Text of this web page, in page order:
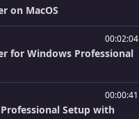
on MacOS
00:02:04
for Windows Professional
00:00:41
Setup with